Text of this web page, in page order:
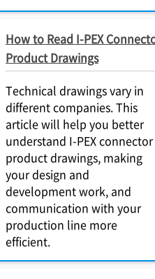
How to Read I-PEX
Product Drawings
Technical drawings vary in
different companies. This
article will help you better
understand I-PEX connector
product drawings, making
your design and
development work, and
communication with your
production line more
efficient.